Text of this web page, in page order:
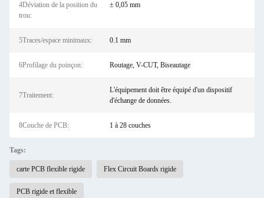
4Déviation de la position du
trou:
± 0,05 mm
5Traces/espace minimaux: 0.1 mm
6Profilage du poinçon: Routage, V-CUT, Biseautage
7Traitement:
L'équipement doit être équipé d'un dispositif
d'échange de données.
8Couche de PCB: 1 à 28 couches
Tags:
carte PCB flexible rigide Flex Circuit Boards rigide
PCB rigide et flexible